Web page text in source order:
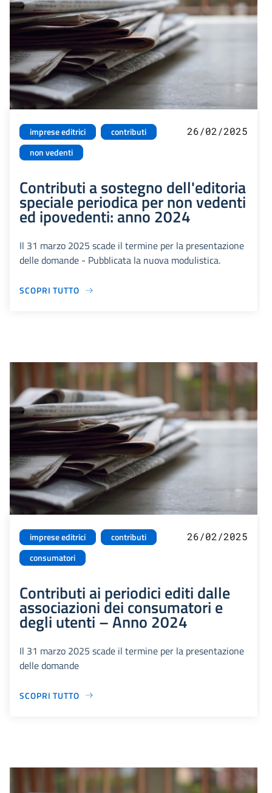
imprese editrici
contributi
non vedenti
26/02/2025
Contributi a sostegno dell'editoria
speciale periodica per non vedenti
ed ipovedenti: anno 2024
Il 31 marzo 2025 scade il termine per la presentazione
delle domande - Pubblicata la nuova modulistica.
SCOPRI TUTTO
imprese editrici
contributi
consumatori
26/02/2025
Contributi ai periodici editi dalle
associazioni dei consumatori e
degli utenti – Anno 2024
Il 31 marzo 2025 scade il termine per la presentazione
delle domande
SCOPRI TUTTO